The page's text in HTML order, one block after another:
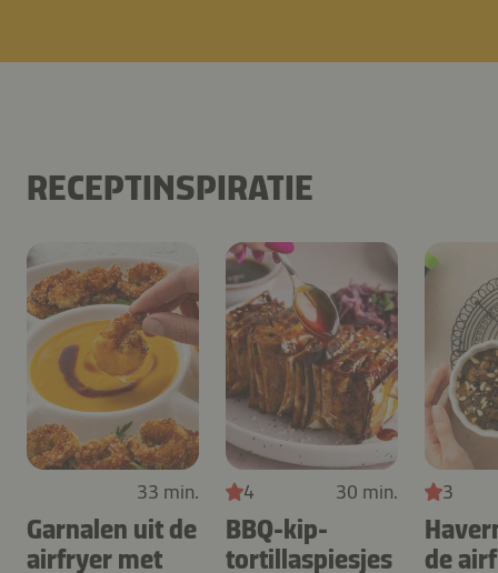
RECEPTINSPIRATIE
33 min.
Garnalen uit de
airfryer met
4 30 min.
BBQ-kip-
tortillaspiesjes
3
de